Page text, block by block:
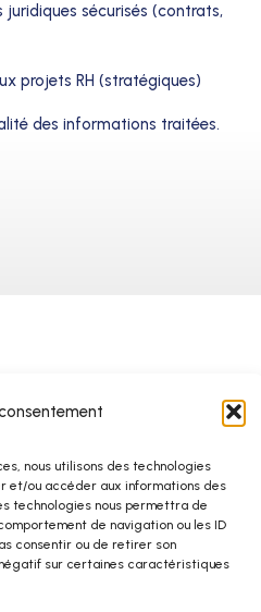
nous utilisons des technologies
et/ou accéder aux informations des
technologies nous permettra de
de navigation ou les ID
consentir ou de retirer son
sur certaines caractéristiques
juridiques sécurisés (contrats,
projets RH (stratégiques)
des informations traitées.
?
pour cette offre :